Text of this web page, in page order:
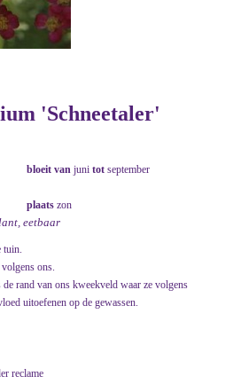
'Schneetaler'
bloeit van juni tot september
plaats zon
eetbaar
tuin.
ons.
rand van ons kweekveld waar ze volgens
uitoefenen op de gewassen.
reclame